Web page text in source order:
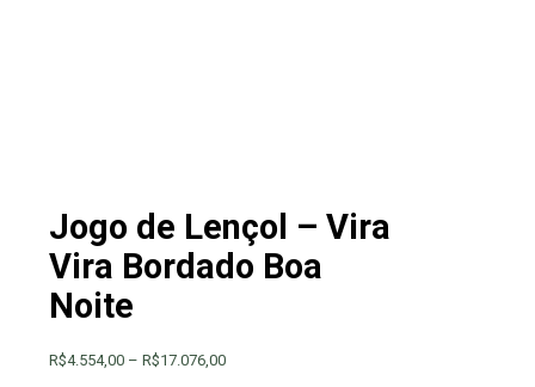
Jogo de Lençol – Vira
Vira Bordado Boa
Noite
R$4.554,00 – R$17.076,00Faixa